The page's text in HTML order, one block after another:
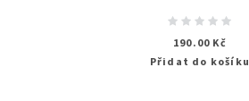
190.00 Kč
Přidat do košíku